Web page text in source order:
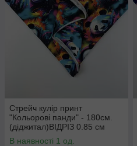
Стрейч кулір принт
"Кольорові панди" - 180см.
(діджитал)ВІДРІЗ 0.85 см
В наявності 1 од.